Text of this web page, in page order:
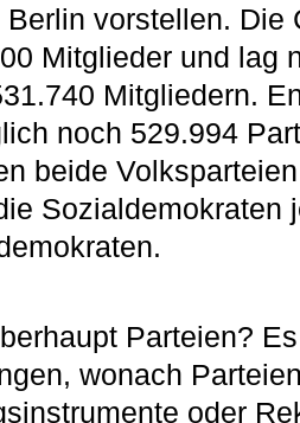
Berlin vorstellen. Die
Mitglieder und lag
Mitgliedern.
noch 529.994
beide
Sozialdemokraten
Parteien?
wonach
oder